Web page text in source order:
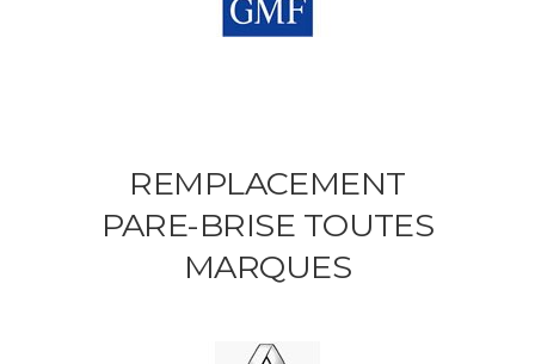
REMPLACEMENT
PARE-BRISE TOUTES
MARQUES